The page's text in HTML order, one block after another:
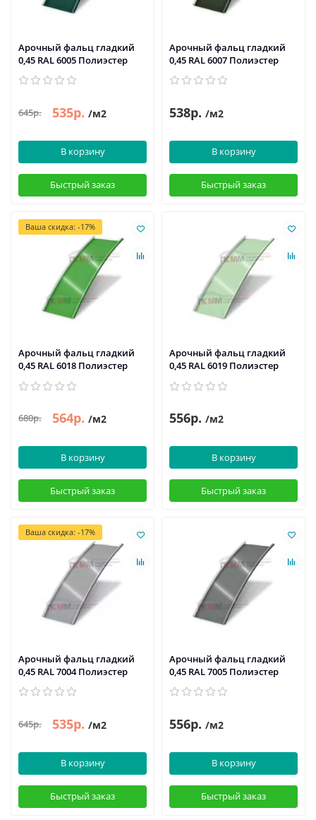
Арочный фальц гладкий
0,45 RAL 6005 Полиэстер
645р. 535р. /м2
В корзину
Быстрый заказ
Арочный фальц гладкий
0,45 RAL 6007 Полиэстер
538р. /м2
В корзину
Быстрый заказ
Ваша скидка: -17%
Арочный фальц гладкий
0,45 RAL 6018 Полиэстер
680р. 564р. /м2
В корзину
Быстрый заказ
Арочный фальц гладкий
0,45 RAL 6019 Полиэстер
556р. /м2
В корзину
Быстрый заказ
Ваша скидка: -17%
Арочный фальц гладкий
0,45 RAL 7004 Полиэстер
645р. 535р. /м2
В корзину
Быстрый заказ
Арочный фальц гладкий
0,45 RAL 7005 Полиэстер
556р. /м2
В корзину
Быстрый заказ